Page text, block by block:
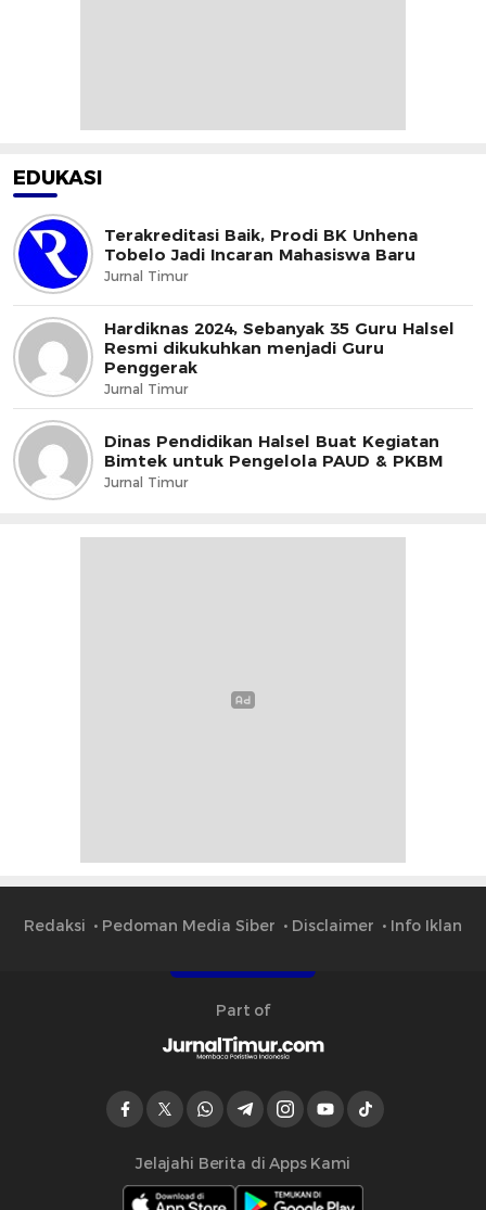
EDUKASI
Terakreditasi Baik, Prodi BK Unhena
Tobelo Jadi Incaran Mahasiswa Baru
Jurnal Timur
Hardiknas 2024, Sebanyak 35 Guru Halsel
Resmi dikukuhkan menjadi Guru
Penggerak
Jurnal Timur
Dinas Pendidikan Halsel Buat Kegiatan
Bimtek untuk Pengelola PAUD & PKBM
Jurnal Timur
Redaksi Pedoman Media Siber Disclaimer Info Iklan
Part of
Jelajahi Berita di Apps Kami